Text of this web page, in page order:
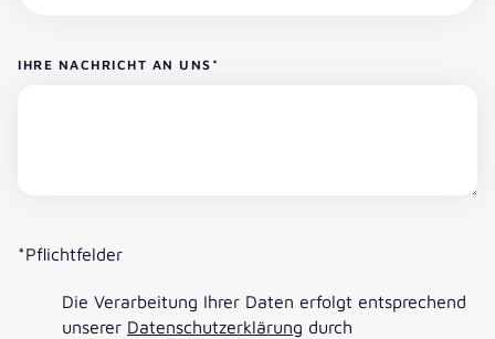
IHRE NACHRICHT AN UNS *
*Pflichtfelder
Die Verarbeitung Ihrer Daten erfolgt entsprechend
unserer Datenschutzerklärung durch